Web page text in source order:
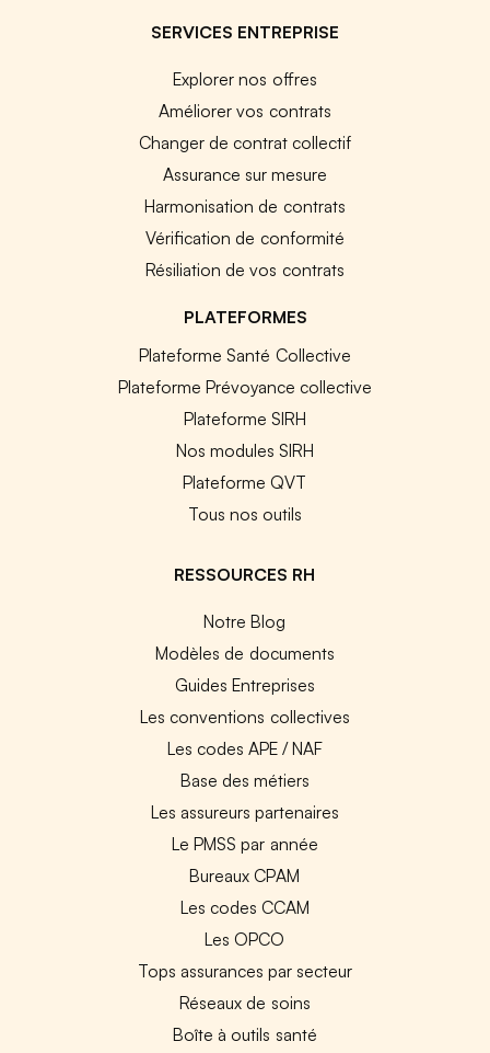
SERVICES ENTREPRISE
Explorer nos offres
Améliorer vos contrats
Changer de contrat collectif
Assurance sur mesure
Harmonisation de contrats
Vérification de conformité
Résiliation de vos contrats
PLATEFORMES
Plateforme Santé Collective
Plateforme Prévoyance collective
Plateforme SIRH
Nos modules SIRH
Plateforme QVT
Tous nos outils
RESSOURCES RH
Notre Blog
Modèles de documents
Guides Entreprises
Les conventions collectives
Les codes APE / NAF
Base des métiers
Les assureurs partenaires
Le PMSS par année
Bureaux CPAM
Les codes CCAM
Les OPCO
Tops assurances par secteur
Réseaux de soins
Boîte à outils santé